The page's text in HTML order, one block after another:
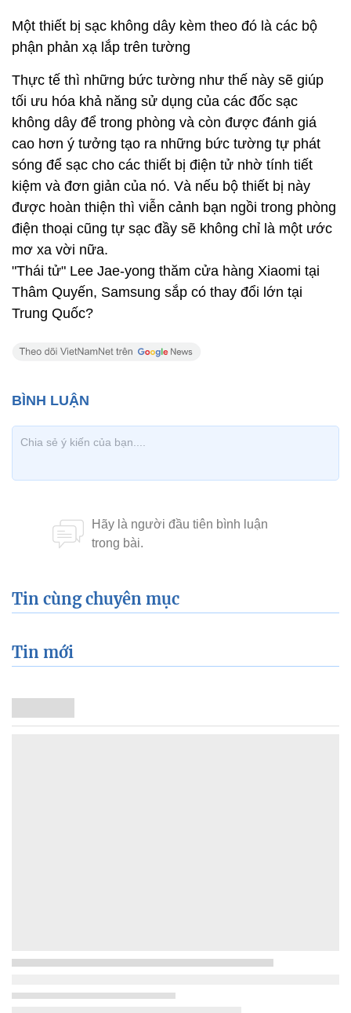
Một thiết bị sạc không dây kèm theo đó là các bộ
phận phản xạ lắp trên tường
Thực tế thì những bức tường như thế này sẽ giúp
tối ưu hóa khả năng sử dụng của các đốc sạc
không dây để trong phòng và còn được đánh giá
cao hơn ý tưởng tạo ra những bức tường tự phát
sóng để sạc cho các thiết bị điện tử nhờ tính tiết
kiệm và đơn giản của nó. Và nếu bộ thiết bị này
được hoàn thiện thì viễn cảnh bạn ngồi trong phòng
điện thoại cũng tự sạc đầy sẽ không chỉ là một ước
mơ xa vời nữa.
"Thái tử" Lee Jae-yong thăm cửa hàng Xiaomi tại
Thâm Quyến, Samsung sắp có thay đổi lớn tại
Trung Quốc?
Tin cùng chuyên mục
Tin mới